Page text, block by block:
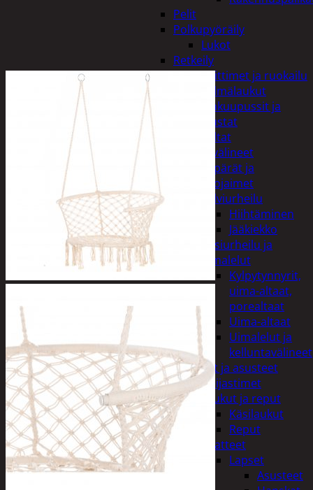
Pelit
Polkupyöräily
Lukot
Retkeily
Keittimet ja ruokailu
Kylmälaukut
Makuupussit ja
alustat
Teltat
Urheiluvälineet
Kypärät ja
suojaimet
Talviurheilu
Hiihtäminen
Jääkiekko
Vesiurheilu ja
uimalelut
Kylpytynnyrit,
uima-altaat,
porealtaat
Uima-altaat
Uimalelut ja
kelluntavälineet
Vaatteet ja asusteet
Heijastimet
Laukut ja reput
Käsilaukut
Reput
Vaatteet
Lapset
Asusteet